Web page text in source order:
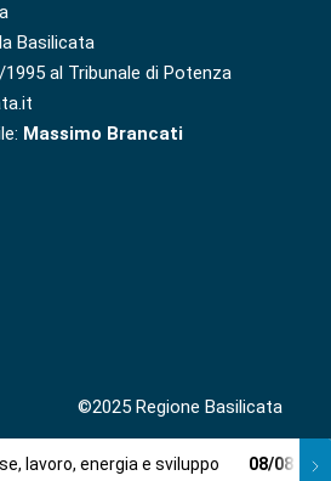
Basilicata
al Tribunale di Potenza
Massimo Brancati
©2025 Regione Basilicata
lavoro, energia e sviluppo 08/08